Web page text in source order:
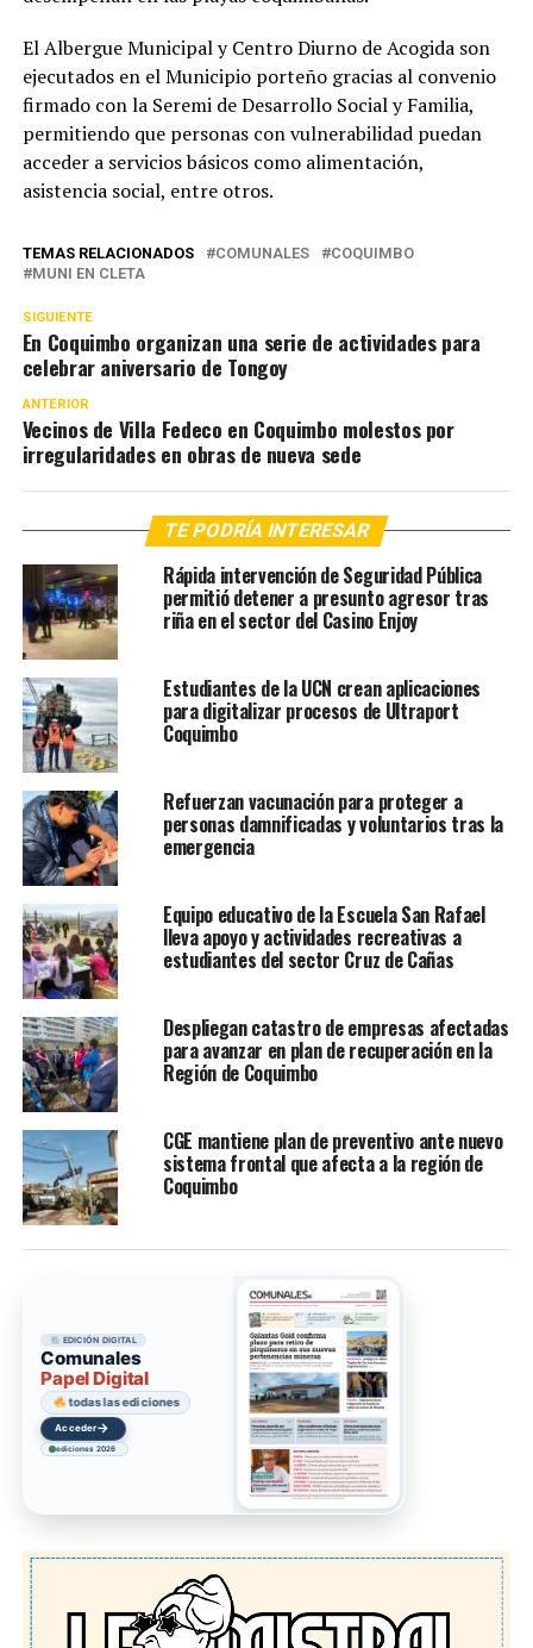
El Albergue Municipal y Centro Diurno de Acogida son
ejecutados en el Municipio porteño gracias al convenio
firmado con la Seremi de Desarrollo Social y Familia,
permitiendo que personas con vulnerabilidad puedan
acceder a servicios básicos como alimentación,
asistencia social, entre otros.
TEMAS RELACIONADOS COMUNALES
COQUIMBO
MUNI EN CLETA
SIGUIENTE
En Coquimbo organizan una serie de actividades para
celebrar aniversario de Tongoy
ANTERIOR
Vecinos de Villa Fedeco en Coquimbo molestos por
irregularidades en obras de nueva sede
TE PODRÍA INTERESAR
Rápida intervención de Seguridad Pública
permitió detener a presunto agresor tras
riña en el sector del Casino Enjoy
Estudiantes de la UCN crean aplicaciones
para digitalizar procesos de Ultraport
Coquimbo
Refuerzan vacunación para proteger a
personas damnificadas y voluntarios tras la
emergencia
Equipo educativo de la Escuela San Rafael
lleva apoyo y actividades recreativas a
estudiantes del sector Cruz de Cañas
Despliegan catastro de empresas afectadas
para avanzar en plan de recuperación en la
Región de Coquimbo
CGE mantiene plan de preventivo ante nuevo
sistema frontal que afecta a la región de
Coquimbo
EDICIÓN DIGITAL
Comunales
Papel Digital
todas las ediciones
Acceder→
ediciones 2026